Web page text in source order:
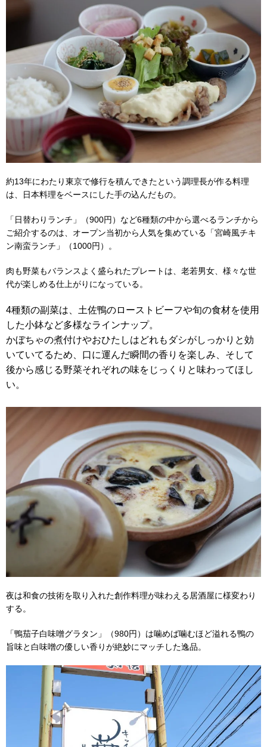
約13年にわたり東京で修行を積んできたという調理長が作る料理
は、日本料理をベースにした手の込んだもの。
「 日替わりランチ」（900円）など6種類の中から選べるランチから
ご紹介するのは、オープン当初から人気を集めている「宮崎風チキ
ン南蛮ランチ」（1000円）。
肉も野菜もバランスよく盛られたプレートは、老若男女、 様々な世
代が楽しめる仕上がりになっている。
4種類の副菜は、 土佐鴨のローストビーフや旬の食材を使用
した小鉢など多様なライ ンナップ。
かぼちゃの煮付けやおひたしはどれもダシがしっかりと効
いていてるため、口に運んだ瞬間の香りを楽しみ、そして
後から感じる野菜それぞれの味をじっくりと味わってほし
い。
夜は和食の技術を取り入れた創作料理が味わえる居酒屋に様変わり
する。
「鴨茄子白味噌グラタン」（980円）は噛めば噛むほど溢れる鴨の
旨味と白味噌の優しい香りが絶妙にマッチした逸品。